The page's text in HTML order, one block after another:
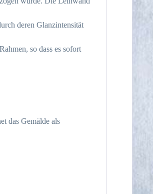
deren Glanzintensität
so dass es sofort
das Gemälde als